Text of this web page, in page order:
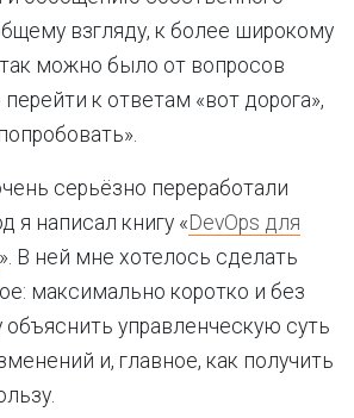
взгляду, к более широкому
можно было от вопросов
перейти к ответам «вот дорога»,
серьёзно переработали
я написал книгу « DevOps для
». В ней мне хотелось сделать
максимально коротко и без
объяснить управленческую суть
и, главное, как получить